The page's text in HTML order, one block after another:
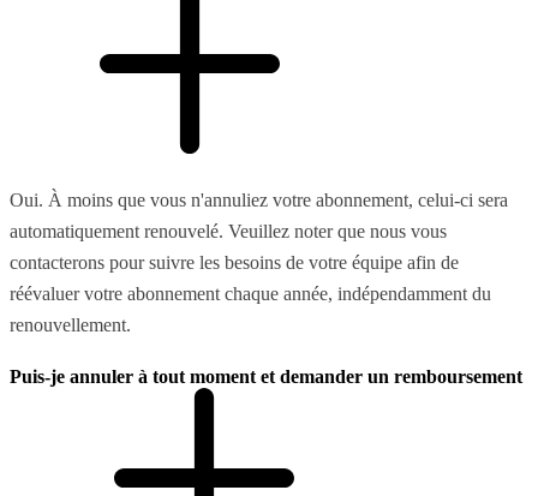
Oui. À moins que vous n'annuliez votre abonnement, celui-ci sera
automatiquement renouvelé. Veuillez noter que nous vous
contacterons pour suivre les besoins de votre équipe afin de
réévaluer votre abonnement chaque année, indépendamment du
renouvellement.
Puis-je annuler à tout moment et demander un remboursement